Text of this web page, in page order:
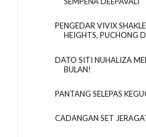
PENGEDAR VIVIX
HEIGHTS, PUCHONG
DATO SITI NUHALIZA
BULAN!
PANTANG SELEPAS
CADANGAN SET